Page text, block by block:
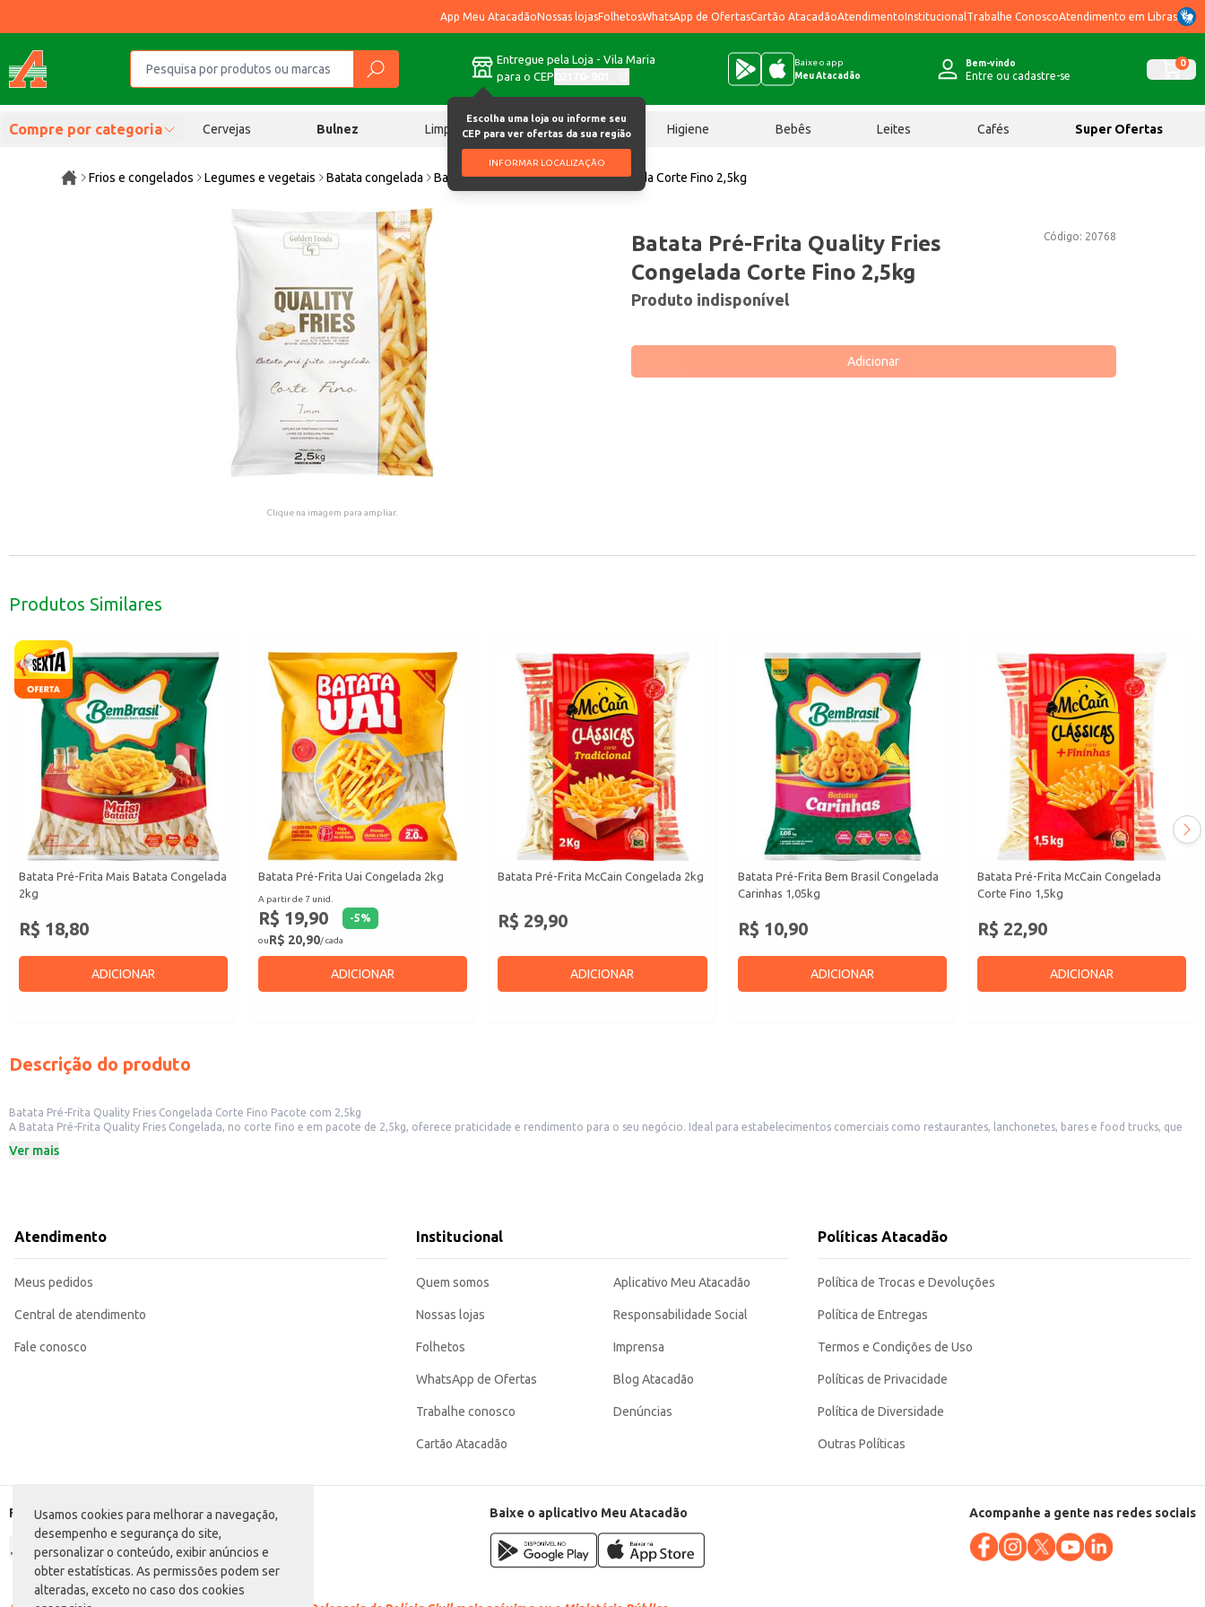
Usamos cookies para melhorar a navegação,
desempenho e segurança do site,
personalizar o conteúdo, exibir anúncios e
obter estatísticas. As permissões podem ser
alteradas, exceto no caso dos cookies
App Meu AtacadãoNossas lojasFolhetosWhatsApp de OfertasCartão AtacadãoAtendimentoInstitucional Trabalhe ConoscoAtendimento em Libras
Entregue pela Loja - Vila Maria
para o CEP
Escolha uma loja ou informe seu
CEP para ver ofertas da sua região
INFORMAR LOCALIZAÇÃO
Baixe o app
Meu Atacadão
Bem-vindo
Entre ou cadastre-se
0
Compre por categoria Cervejas Bulnez Limpeza Chocolates Higiene Bebês Leites Cafés Super Ofertas
Frios e congelados Legumes e vegetais Batata congelada Batata Pré Frita Quality Fries Congelada Corte Fino 2,5kg
Clique na imagem para ampliar.
Código: 20768
Batata Pré-Frita Quality Fries
Congelada Corte Fino 2,5kg
Produto indisponível
Adicionar
Produtos Similares
Batata Pré-Frita Mais Batata Congelada
2kg
R$ 18,80
ADICIONAR
Batata Pré-Frita Uai Congelada 2kg
A partir de 7 unid.
R$ 19,90 -5%
ouR$ 20,90/ cada
ADICIONAR
Batata Pré-Frita McCain Congelada 2kg
R$ 29,90
ADICIONAR
Batata Pré-Frita Bem Brasil Congelada
Carinhas 1,05kg
R$ 10,90
ADICIONAR
Batata Pré-Frita McCain Congelada
Corte Fino 1,5kg
R$ 22,90
ADICIONAR
Descrição do produto
Batata Pré-Frita Quality Fries Congelada Corte Fino Pacote com 2,5kg
A Batata Pré-Frita Quality Fries Congelada, no corte fino e em pacote de 2,5kg, oferece praticidade e rendimento para o seu negócio. Ideal para estabelecimentos comerciais como restaurantes, lanchonetes, bares e food trucks, que
Corte fino, ideal para fritura rápida e crocante.
Sirva como acompanhamento de hambúrgueres, sanduíches, pratos principais ou como petisco.
Experimente adicionar temperos e molhos para incrementar o sabor.
otimizando o seu tempo e recursos.
Ver mais
Atendimento
Meus pedidos
Central de atendimento
Fale conosco
Institucional
Quem somos
Nossas lojas
Folhetos
WhatsApp de Ofertas
Trabalhe conosco
Cartão Atacadão
Aplicativo Meu Atacadão
Responsabilidade Social
Imprensa
Blog Atacadão
Denúncias
Políticas Atacadão
Política de Trocas e Devoluções
Política de Entregas
Termos e Condições de Uso
Políticas de Privacidade
Política de Diversidade
Outras Políticas
Formas de pagamento Baixe o aplicativo Meu Atacadão Acompanhe a gente nas redes sociais